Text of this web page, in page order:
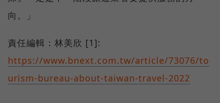
向。」
責任編輯：林美欣 [1]:
https://www.bnext.com.tw/article/73076/to
urism-bureau-about-taiwan-travel-2022